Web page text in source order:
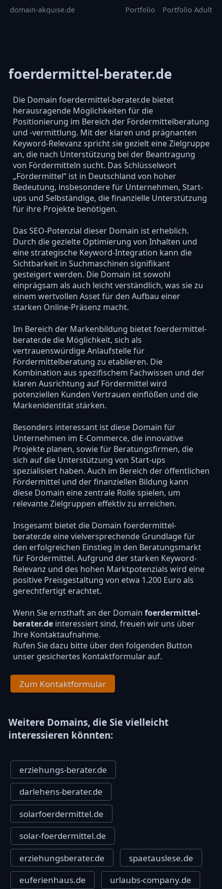
domain-akquise.de Portfolio Portfolio Adult
foerdermittel-berater.de
Die Domain foerdermittel-berater.de bietet
herausragende Möglichkeiten für die
Positionierung im Bereich der Fördermittelberatung
und -vermittlung. Mit der klaren und prägnanten
Keyword-Relevanz spricht sie gezielt eine Zielgruppe
an, die nach Unterstützung bei der Beantragung
von Fördermitteln sucht. Das Schlüsselwort
„Fördermittel“ ist in Deutschland von hoher
Bedeutung, insbesondere für Unternehmen, Start-
ups und Selbständige, die finanzielle Unterstützung
für ihre Projekte benötigen.
Das SEO-Potenzial dieser Domain ist erheblich.
Durch die gezielte Optimierung von Inhalten und
eine strategische Keyword-Integration kann die
Sichtbarkeit in Suchmaschinen signifikant
gesteigert werden. Die Domain ist sowohl
einprägsam als auch leicht verständlich, was sie zu
einem wertvollen Asset für den Aufbau einer
starken Online-Präsenz macht.
Im Bereich der Markenbildung bietet foerdermittel-
berater.de die Möglichkeit, sich als
vertrauenswürdige Anlaufstelle für
Fördermittelberatung zu etablieren. Die
Kombination aus spezifischem Fachwissen und der
klaren Ausrichtung auf Fördermittel wird
potenziellen Kunden Vertrauen einflößen und die
Markenidentität stärken.
Besonders interessant ist diese Domain für
Unternehmen im E-Commerce, die innovative
Projekte planen, sowie für Beratungsfirmen, die
sich auf die Unterstützung von Start-ups
spezialisiert haben. Auch im Bereich der öffentlichen
Fördermittel und der finanziellen Bildung kann
diese Domain eine zentrale Rolle spielen, um
relevante Zielgruppen effektiv zu erreichen.
Insgesamt bietet die Domain foerdermittel-
berater.de eine vielversprechende Grundlage für
den erfolgreichen Einstieg in den Beratungsmarkt
für Fördermittel. Aufgrund der starken Keyword-
Relevanz und des hohen Marktpotenzials wird eine
positive Preisgestaltung von etwa 1.200 Euro als
gerechtfertigt erachtet.
Wenn Sie ernsthaft an der Domain foerdermittel-
berater.deinteressiert sind, freuen wir uns über
Ihre Kontaktaufnahme.
Rufen Sie dazu bitte über den folgenden Button
unser gesichertes Kontaktformular auf.
Zum Kontaktformular
Weitere Domains, die Sie vielleicht
interessieren könnten:
erziehungs-berater.de
darlehens-berater.de
solarfoerdermittel.de
solar-foerdermittel.de
erziehungsberater.de
spaetauslese.de
euferienhaus.de
urlaubs-company.de